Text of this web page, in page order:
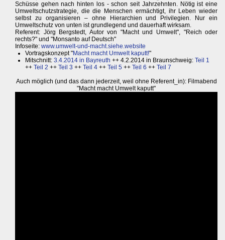
Schüsse gehen nach hinten los - schon seit Jahrzehnten. Nötig ist eine
Umweltschutzstrategie, die die Menschen ermächtigt, ihr Leben wieder
selbst zu organisieren – ohne Hierarchien und Privilegien. Nur ein
Umweltschutz von unten ist grundlegend und dauerhaft wirksam.
Referent: Jörg Bergstedt, Autor von "Macht und Umwelt", "Reich oder
rechts?" und "Monsanto auf Deutsch"
Infoseite: www.umwelt-und-macht.siehe.website
Vortragskonzept "Macht macht Umwelt kaputt!"
Mitschnitt: 3.4.2014 in Bayreuth ++ 4.2.2014 in Braunschweig: Teil 1
++ Teil 2 ++ Teil 3 ++ Teil 4 ++ Teil 5 ++ Teil 6 ++ Teil 7
Auch möglich (und das dann jederzeit, weil ohne Referent_in): Filmabend
"Macht macht Umwelt kaputt"